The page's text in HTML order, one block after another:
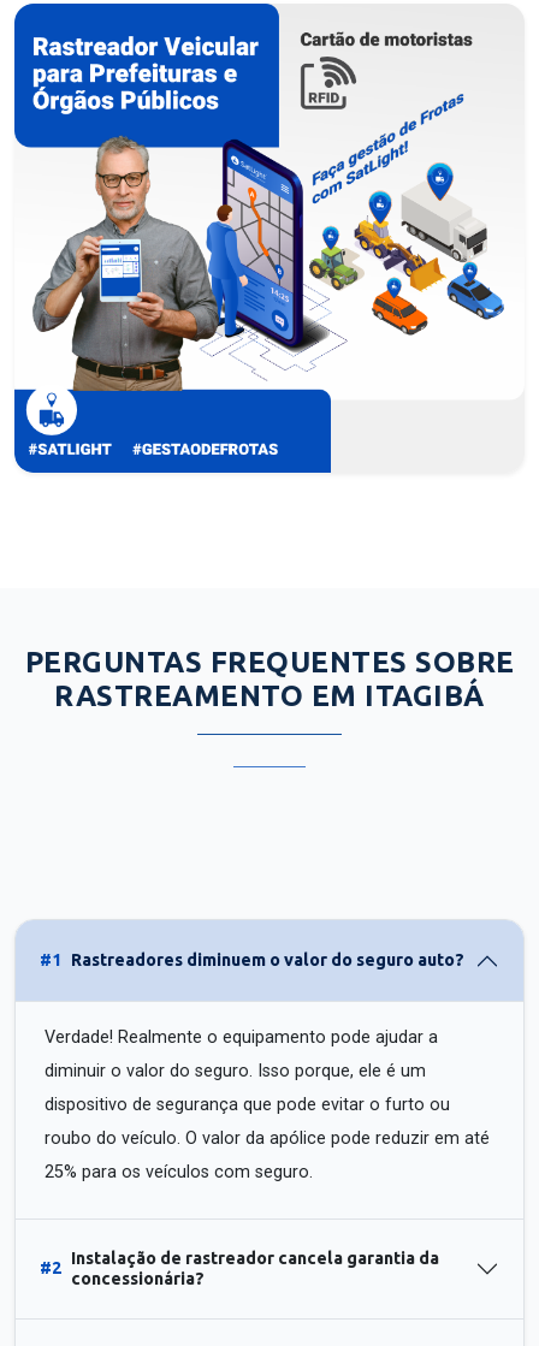
PERGUNTAS FREQUENTES SOBRE
RASTREAMENTO EM ITAGIBÁ
#1 Rastreadores diminuem o valor do seguro auto?
Verdade! Realmente o equipamento pode ajudar a
diminuir o valor do seguro. Isso porque, ele é um
dispositivo de segurança que pode evitar o furto ou
roubo do veículo. O valor da apólice pode reduzir em até
25% para os veículos com seguro.
#2
Instalação de rastreador cancela garantia da
concessionária?